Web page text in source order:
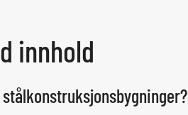
innhold
stålkonstruksjonsbygninger?